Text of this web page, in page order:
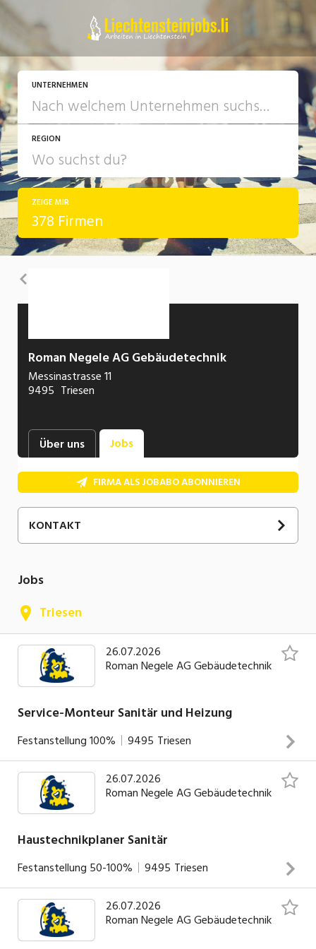
UNTERNEHMEN
REGION
ZEIGE MIR
378 Firmen
Roman Negele AG Gebäudetechnik
Messinastrasse 11
9495 Triesen
Über uns Jobs
FIRMA ALS JOBABO ABONNIEREN
KONTAKT
Jobs
Triesen
26.07.2026
Roman Negele AG Gebäudetechnik
Service-Monteur Sanitär und Heizung
Festanstellung100% 9495 Triesen
Messinastrasse 11, FL-9495 Triesen T +423 392 23 91,
www.rnag.li Zur Ergänzung unseres innovativen Teams,
suchen wir eine/einen qualifizierten und motivierten
Kundendienst- Installateur/in Sanitär/Heizung Haben wir
schriftliche Bewerbung an: info@rnag.li
26.07.2026
Roman Negele AG Gebäudetechnik
Haustechnikplaner Sanitär
Festanstellung 50-100% 9495 Triesen
Zur Ergänzung unseres kleinen, innovativen Teams suchen
wir einen motivierten Haustechnikplaner Sanitär Wir
26.07.2026
Roman Negele AG Gebäudetechnik